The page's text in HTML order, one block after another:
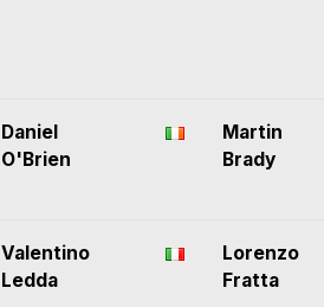
Daniel
O'Brien
Martin
Brady
Valentino
Ledda
Lorenzo
Fratta